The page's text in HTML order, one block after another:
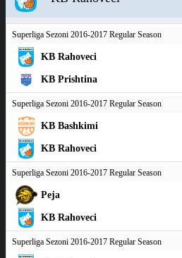
Superliga Sezoni 2016-2017 Regular Season
KB Rahoveci
KB Prishtina
Superliga Sezoni 2016-2017 Regular Season
KB Bashkimi
KB Rahoveci
Superliga Sezoni 2016-2017 Regular Season
Peja
KB Rahoveci
Superliga Sezoni 2016-2017 Regular Season